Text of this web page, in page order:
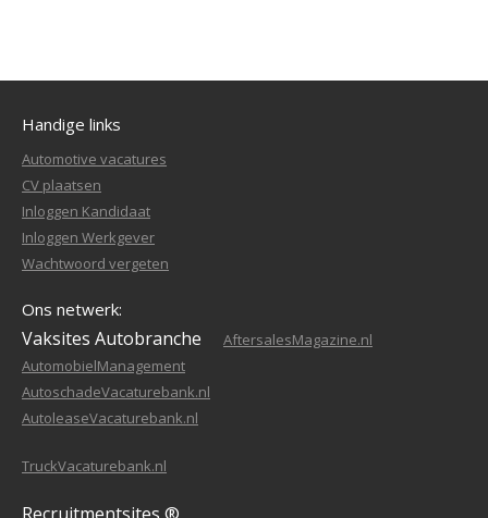
Handige links
Automotive vacatures
CV plaatsen
Inloggen Kandidaat
Inloggen Werkgever
Wachtwoord vergeten
Ons netwerk:
Vaksites Autobranche
AftersalesMagazine.nl
AutomobielManagement
AutoschadeVacaturebank.nl
AutoleaseVacaturebank.nl
TruckVacaturebank.nl